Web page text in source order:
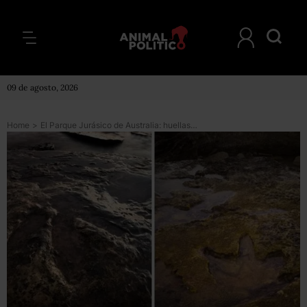
09 de agosto, 2026
Home > El Parque Jurásico de Australia: huellas gigantes de dinosaurio que sólo se ven con marea baja